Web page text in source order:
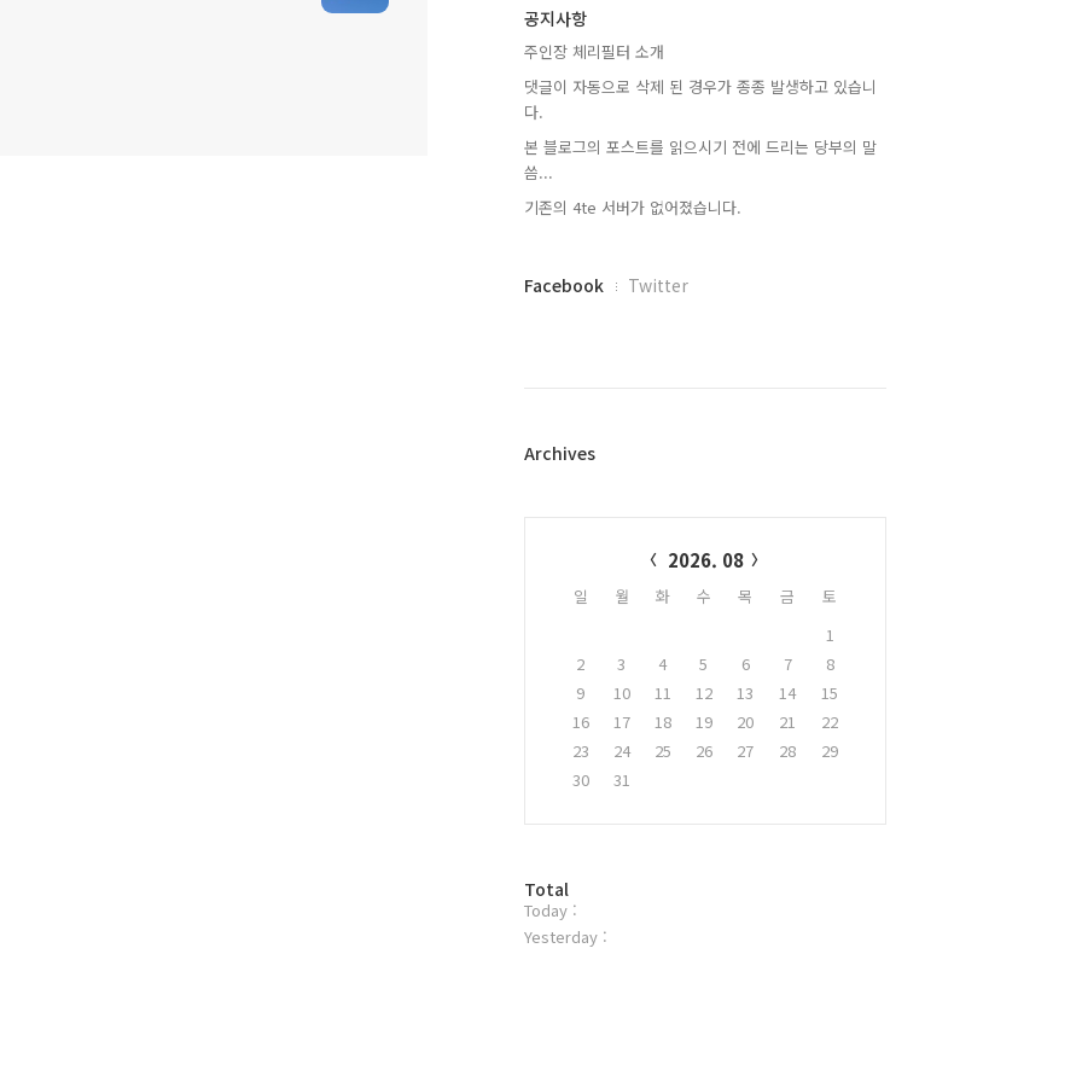
글
공지사항
주인장 체리필터 소개
댓글이 자동으로 삭제 된 경우가 종종 발생하고 있습니
다.
본 블로그의 포스트를 읽으시기 전에 드리는 당부의 말
씀...
기존의 4te 서버가 없어졌습니다.
페
플
Facebook Twitter
Archives
2026. 08
일 월 화 수 목 금
토
1
2
3 4 5 6 7
8
9
10 11 12 13 14
15
16
17 18 19 20 21
22
23
24 25 26 27 28
29
30
31
방
문
자
Total
Today :
Yesterday :